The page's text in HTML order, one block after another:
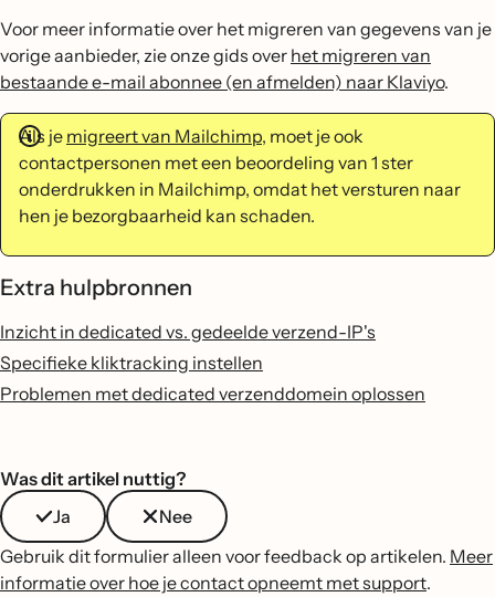
Voor meer informatie over het migreren van gegevens van je
vorige aanbieder, zie onze gids over het migreren van
bestaande e-mail abonnee (en afmelden) naar Klaviyo.
Als je migreert van Mailchimp, moet je ook
contactpersonen met een beoordeling van 1 ster
onderdrukken in Mailchimp, omdat het versturen naar
hen je bezorgbaarheid kan schaden.
Extra hulpbronnen
Inzicht in dedicated vs. gedeelde verzend-IP's
Specifieke kliktracking instellen
Problemen met dedicated verzenddomein oplossen
Was dit artikel nuttig?
Ja
Nee
Gebruik dit formulier alleen voor feedback op artikelen. Meer
informatie over hoe je contact opneemt met support.